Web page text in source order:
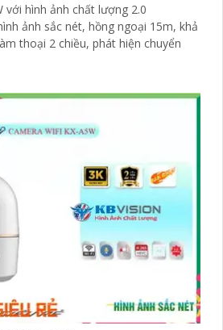
với hình ảnh chất lượng 2.0
ảnh sắc nét, hồng ngoại 15m, khả
thoại 2 chiều, phát hiện chuyển